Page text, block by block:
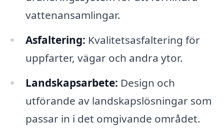
vattenansamlingar.
Asfaltering: Kvalitetsasfaltering för
uppfarter, vägar och andra ytor.
Landskapsarbete: Design och
utförande av landskapslösningar som
passar in i det omgivande området.